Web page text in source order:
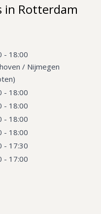
in Rotterdam
- 18:00
/ Nijmegen
- 18:00
- 18:00
- 18:00
- 18:00
- 17:30
- 17:00